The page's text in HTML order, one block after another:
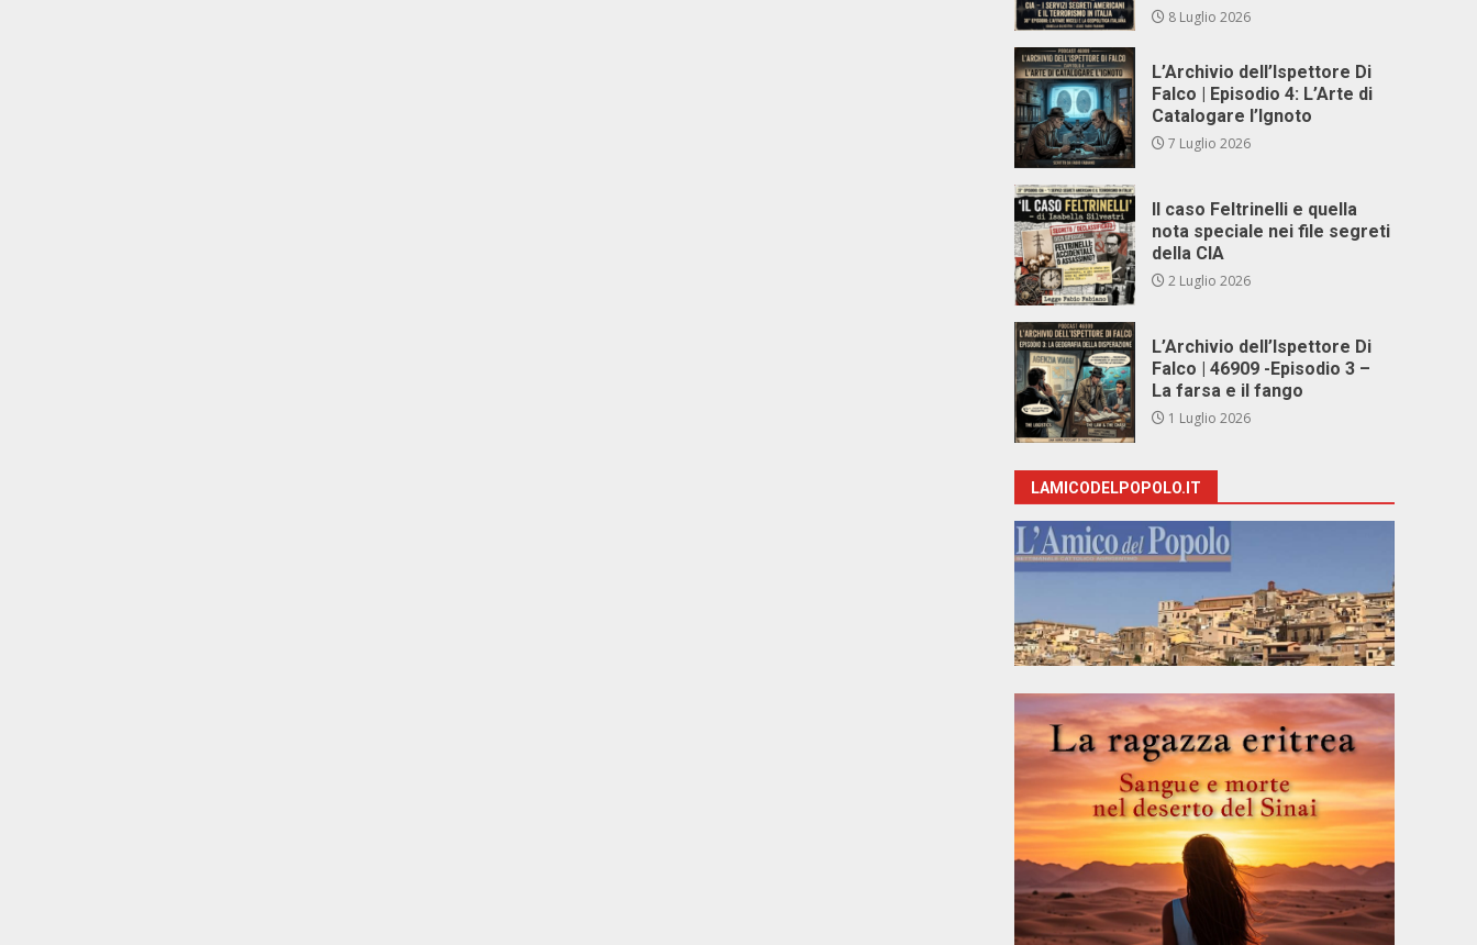
8 Luglio 2026
L’Archivio dell’Ispettore Di
Falco | Episodio 4: L’Arte di
Catalogare l’Ignoto
7 Luglio 2026
Il caso Feltrinelli e quella
nota speciale nei file segreti
della CIA
2 Luglio 2026
L’Archivio dell’Ispettore Di
Falco | 46909 -Episodio 3 –
La farsa e il fango
1 Luglio 2026
LAMICODELPOPOLO.IT